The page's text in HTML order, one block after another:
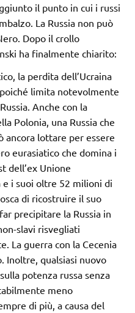
il punto in cui i russi
La Russia non può
Dopo il crollo
ha finalmente chiarito:
la perdita dell’Ucraina
limita notevolmente
Anche con la
Polonia, una Russia che
ancora lottare per essere
eurasiatico che domina i
dell’ex Unione
e i suoi oltre 52 milioni di
di ricostruire il suo
precipitare la Russia in
slavi risvegliati
La guerra con la Cecenia
Inoltre, qualsiasi nuovo
potenza russa senza
meno
di più, a causa del